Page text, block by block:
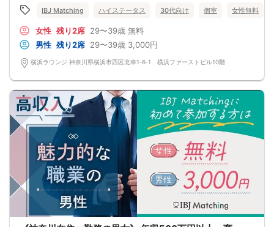
■思いやりを持ちつづけたい■
上記に共感できる人ほどおススメ★
そろそろ結婚を考えている
結婚適齢期の皆さま是非ご参加を♪
IBJ Matching ハイステータス 30代向け 個室 女性無料
女性 残り2席 29〜39歳 無料
男性 残り2席 29〜39歳 3,000円
横浜ラウンジ 神奈川県横浜市西区北幸1‐6‐1 横浜ファーストビル10階